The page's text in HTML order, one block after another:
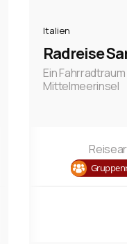
Italien
Radreise
Ein
Mittelmeerinsel